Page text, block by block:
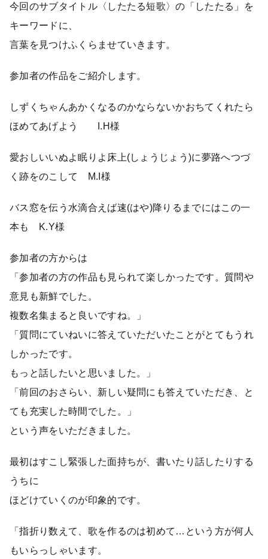
今回のサブタイトル〈したたる短歌〉の「したたる」を
キーワードに、
言葉を見つけふくらませていきます。
参加者の作品をご紹介します。
しずくちゃんあかくなるのかならないかおちてくれたら
ほめてあげよう I.H様
愛おしいいぬよ眠りよ床上(しょうじょう)に夢路へつづ
く跡をのこして M.I様
バス窓を伝う水滴合えば速(はや)降りるまでにはこの一
本も K.Y様
参加者の方からは
「参加者の方の作品も見られて楽しかったです。質問や
意見も新鮮でした。
複数名集まると良いですね。」
「質問にていねいに答えていただいたことがとてもうれ
しかったです。
もっと話したいと思いました。」
「前回のおさらい、新しい疑問にも答えていただき、と
ても充実した時間でした。」
という声をいただきました。
最初はすこし緊張した面持ちが、書いたり話したりする
うちに
ほどけていくのが印象的です。
「指折り数えて、歌を作るのは初めて…という方が何人
もいらっしゃいます。